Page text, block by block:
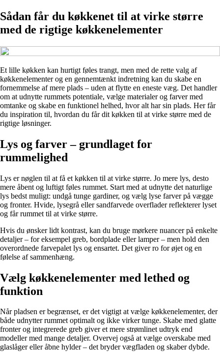
Sådan får du køkkenet til at virke større
med de rigtige køkkenelementer
Et lille køkken kan hurtigt føles trangt, men med de rette valg af
køkkenelementer og en gennemtænkt indretning kan du skabe en
fornemmelse af mere plads – uden at flytte en eneste væg. Det handler
om at udnytte rummets potentiale, vælge materialer og farver med
omtanke og skabe en funktionel helhed, hvor alt har sin plads. Her får
du inspiration til, hvordan du får dit køkken til at virke større med de
rigtige løsninger.
Lys og farver – grundlaget for
rummelighed
Lys er nøglen til at få et køkken til at virke større. Jo mere lys, desto
mere åbent og luftigt føles rummet. Start med at udnytte det naturlige
lys bedst muligt: undgå tunge gardiner, og vælg lyse farver på vægge
og fronter. Hvide, lysegrå eller sandfarvede overflader reflekterer lyset
og får rummet til at virke større.
Hvis du ønsker lidt kontrast, kan du bruge mørkere nuancer på enkelte
detaljer – for eksempel greb, bordplade eller lamper – men hold den
overordnede farvepalet lys og ensartet. Det giver ro for øjet og en
følelse af sammenhæng.
Vælg køkkenelementer med lethed og
funktion
Når pladsen er begrænset, er det vigtigt at vælge køkkenelementer, der
både udnytter rummet optimalt og ikke virker tunge. Skabe med glatte
fronter og integrerede greb giver et mere strømlinet udtryk end
modeller med mange detaljer. Overvej også at vælge overskabe med
glaslåger eller åbne hylder – det bryder vægfladen og skaber dybde.